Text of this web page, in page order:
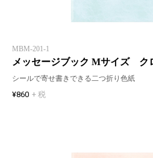
MBM-201-1
メッセージブック Mサイズ ク
シールで寄せ書きできる二つ折り色紙
¥860 + 税